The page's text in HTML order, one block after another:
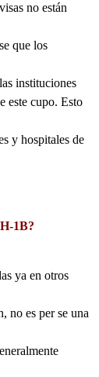
no están
que los
instituciones
este cupo. Esto
y hospitales de
1B?
ya en otros
no es per se una